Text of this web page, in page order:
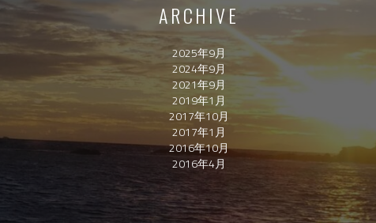
ARCHIVE
2025年9月
2024年9月
2021年9月
2019年1月
2017年10月
2017年1月
2016年10月
2016年4月